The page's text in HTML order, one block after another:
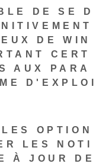
DE SE D
DE WIN
CERT
AUX PARA
D'EXPLOI
OPTION
LES NOTI
À JOUR DE